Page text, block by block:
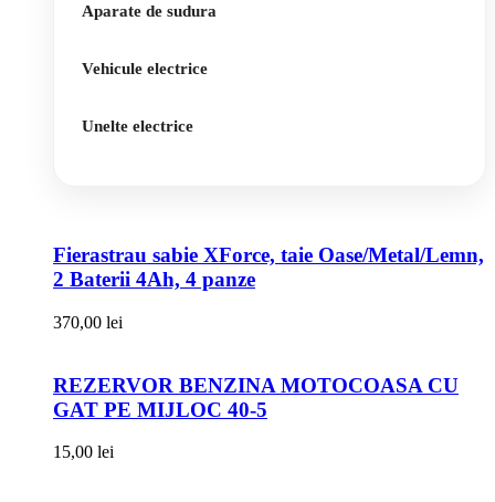
Aparate de sudura
Vehicule electrice
Unelte electrice
Fierastrau sabie XForce, taie Oase/Metal/Lemn,
2 Baterii 4Ah, 4 panze
370,00 lei
REZERVOR BENZINA MOTOCOASA CU
GAT PE MIJLOC 40-5
15,00 lei